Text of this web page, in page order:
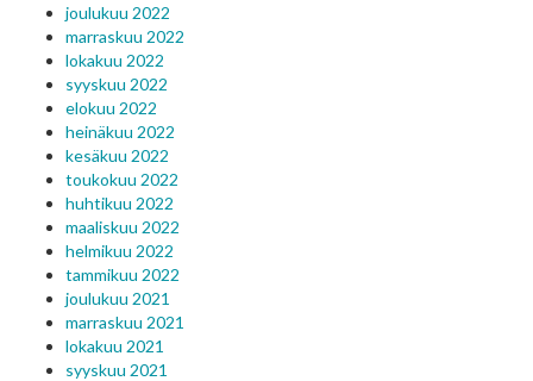
joulukuu 2022
marraskuu 2022
lokakuu 2022
syyskuu 2022
elokuu 2022
heinäkuu 2022
kesäkuu 2022
toukokuu 2022
huhtikuu 2022
maaliskuu 2022
helmikuu 2022
tammikuu 2022
joulukuu 2021
marraskuu 2021
lokakuu 2021
syyskuu 2021